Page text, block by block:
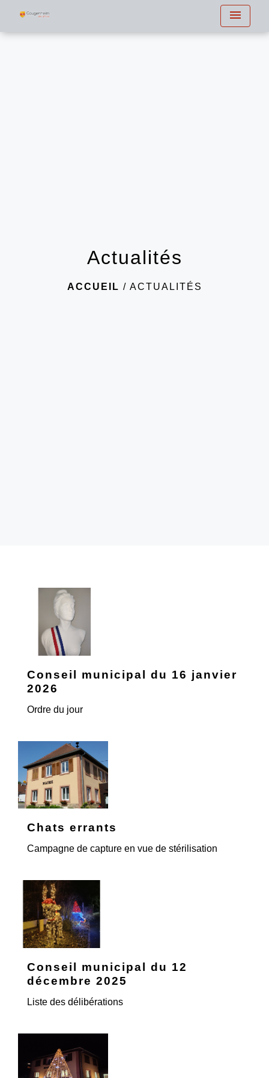
menu
Actualités
ACCUEIL / ACTUALITÉS
Conseil municipal du 16 janvier
2026
Ordre du jour
Chats errants
Campagne de capture en vue de stérilisation
Conseil municipal du 12
décembre 2025
Liste des délibérations